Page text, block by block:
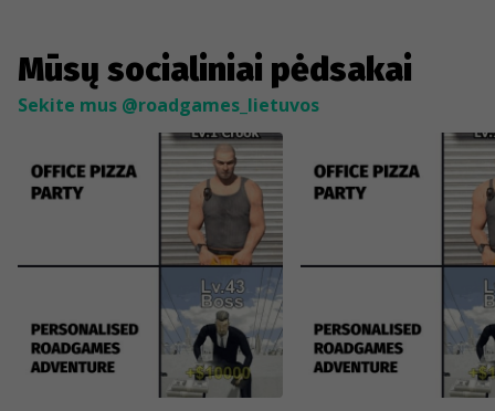
Mūsų socialiniai pėdsakai
Sekite mus @roadgames_lietuvos